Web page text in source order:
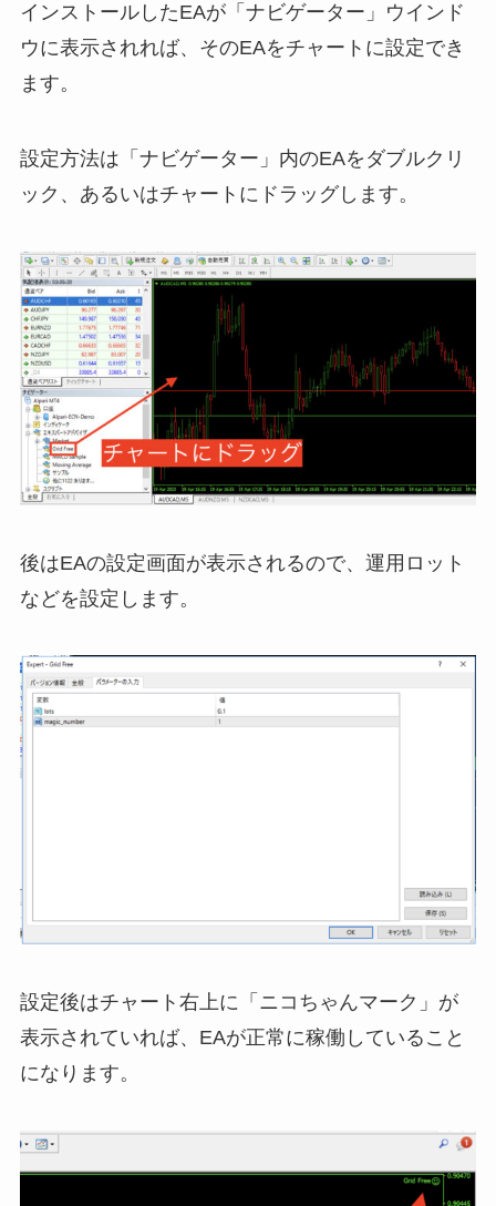
インストールしたEAが「ナビゲーター」ウインド
ウに表示されれば、そのEAをチャートに設定でき
ます。
設定方法は「ナビゲーター」内のEAをダブルクリ
ック、あるいはチャートにドラッグします。
後はEAの設定画面が表示されるので、運用ロット
などを設定します。
設定後はチャート右上に「ニコちゃんマーク」が
表示されていれば、EAが正常に稼働していること
になります。